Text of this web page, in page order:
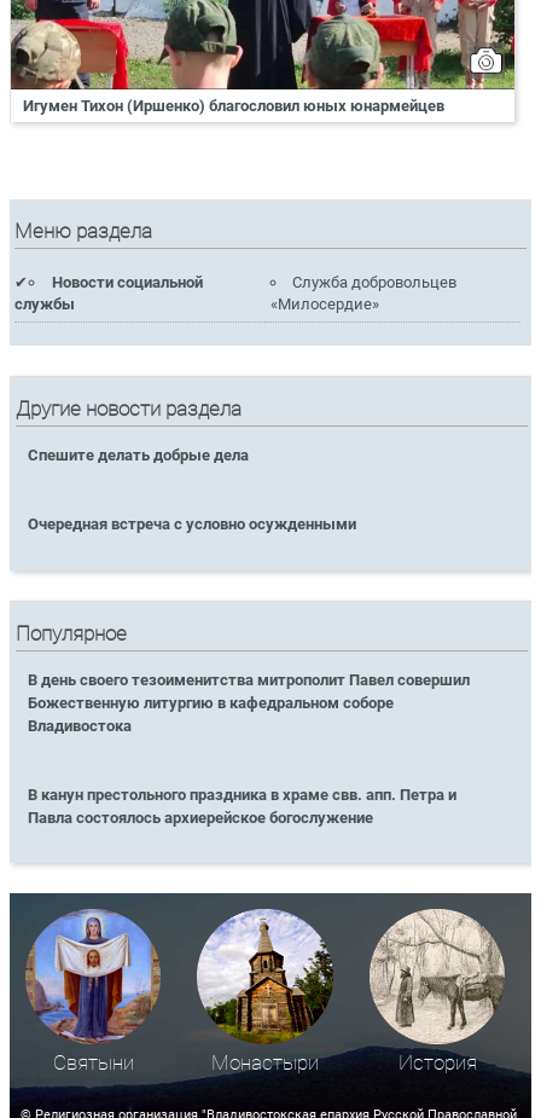
Игумен Тихон (Иршенко) благословил юных юнармейцев
Меню раздела
Новости социальной
службы
Служба добровольцев
«Милосердие»
Другие новости раздела
Спешите делать добрые дела
Очередная встреча с условно осужденными
Популярное
В день своего тезоименитства митрополит Павел совершил
Божественную литургию в кафедральном соборе
Владивостока
В канун престольного праздника в храме свв. апп. Петра и
Павла состоялось архиерейское богослужение
Святыни Монастыри История
© Религиозная организация "Владивостокская епархия Русской Православной